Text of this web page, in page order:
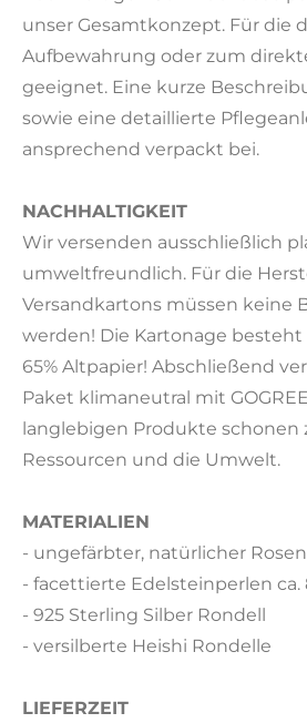
unser Gesamtkonzept. Für die
Aufbewahrung oder zum
geeignet. Eine kurze
sowie eine detaillierte
ansprechend verpackt bei.
NACHHALTIGKEIT
Wir versenden ausschließlich
umweltfreundlich. Für die
Versandkartons müssen keine
werden! Die Kartonage besteht
65% Altpapier! Abschließend
Paket klimaneutral mit
langlebigen Produkte schonen
Ressourcen und die Umwelt.
MATERIALIEN
- ungefärbter, natürlicher
- facettierte Edelsteinperlen ca.
- 925 Sterling Silber Rondell
- versilberte Heishi Rondelle
LIEFERZEIT